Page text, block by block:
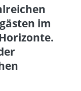
im